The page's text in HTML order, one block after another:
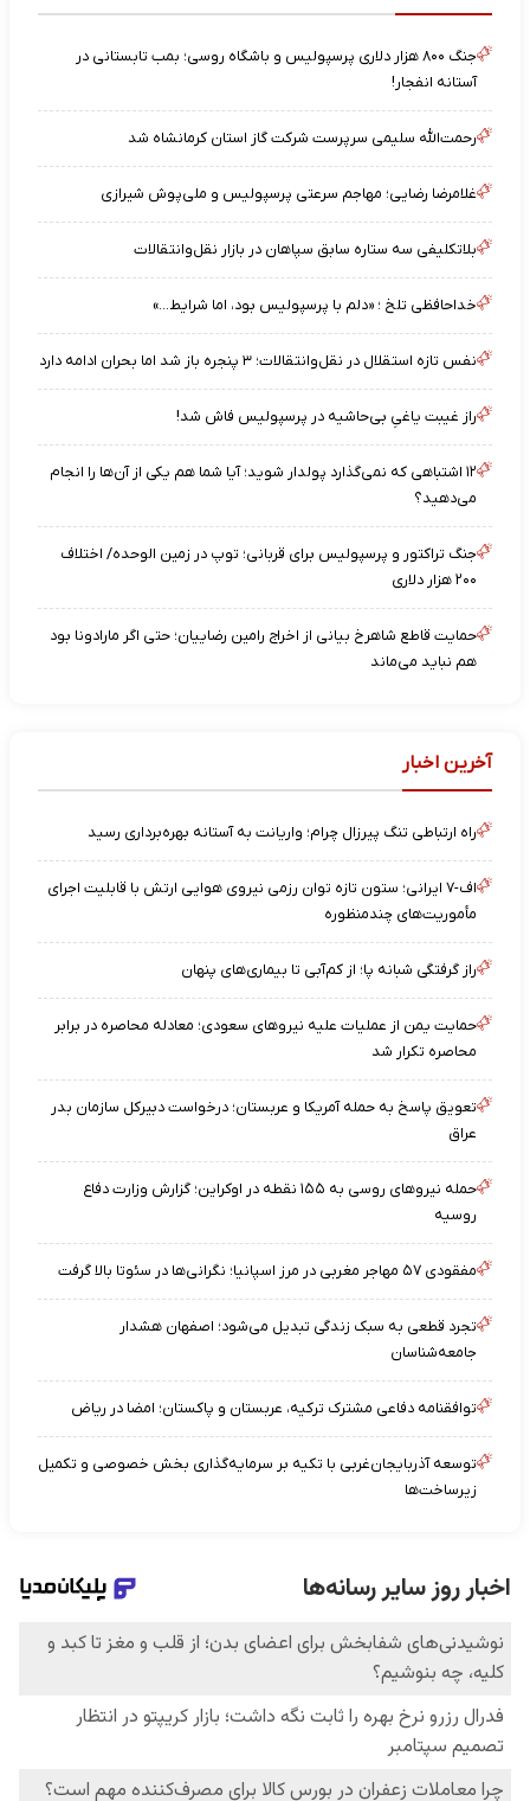
جنگ ۸۰۰ هزار دلاری پرسپولیس و باشگاه روسی؛ بمب تابستانی در
آستانه انفجار!
رحمت‌الله سلیمی سرپرست شرکت گاز استان کرمانشاه شد
غلامرضا رضایی؛ مهاجم سرعتی پرسپولیس و ملی‌پوش شیرازی
بلاتکلیفی سه ستاره سابق سپاهان در بازار نقل‌وانتقالات
خداحافظی تلخ ؛ «دلم با پرسپولیس بود، اما شرایط…»
نفس تازه استقلال در نقل‌وانتقالات؛ ۳ پنجره باز شد اما بحران ادامه دارد
راز غیبت یاغیِ بی‌حاشیه در پرسپولیس فاش شد!
۱۲ اشتباهی که نمی‌گذارد پولدار شوید؛ آیا شما هم یکی از آن‌ها را انجام
می‌دهید؟
جنگ تراکتور و پرسپولیس برای قربانی؛ توپ در زمین الوحده/ اختلاف
۲۰۰ هزار دلاری
حمایت قاطع شاهرخ بیانی از اخراج رامین رضاییان؛ حتی اگر مارادونا بود
هم نباید می‌ماند
آخرین اخبار
راه ارتباطی تنگ پیرزال چرام؛ واریانت به آستانه بهره‌برداری رسید
اف-۷ ایرانی؛ ستون تازه توان رزمی نیروی هوایی ارتش با قابلیت اجرای
مأموریت‌های چندمنظوره
راز گرفتگی شبانه پا؛ از کم‌آبی تا بیماری‌های پنهان
حمایت یمن از عملیات علیه نیروهای سعودی؛ معادله محاصره در برابر
محاصره تکرار شد
تعویق پاسخ به حمله آمریکا و عربستان؛ درخواست دبیرکل سازمان بدر
عراق
حمله نیروهای روسی به ۱۵۵ نقطه در اوکراین؛ گزارش وزارت دفاع
روسیه
مفقودی ۵۷ مهاجر مغربی در مرز اسپانیا؛ نگرانی‌ها در سئوتا بالا گرفت
تجرد قطعی به سبک زندگی تبدیل می‌شود؛ اصفهان هشدار
جامعه‌شناسان
توافقنامه دفاعی مشترک ترکیه، عربستان و پاکستان؛ امضا در ریاض
توسعه آذربایجان‌غربی با تکیه بر سرمایه‌گذاری بخش خصوصی و تکمیل
زیرساخت‌ها